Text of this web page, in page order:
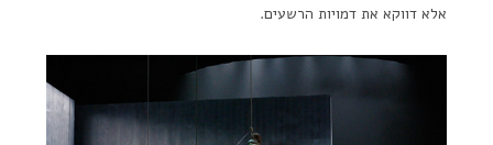
אלא דווקא את דמויות הרשעים.